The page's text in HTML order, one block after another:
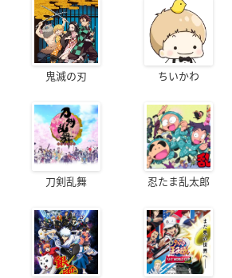
鬼滅の刃 ちいかわ
刀剣乱舞 忍たま乱太郎